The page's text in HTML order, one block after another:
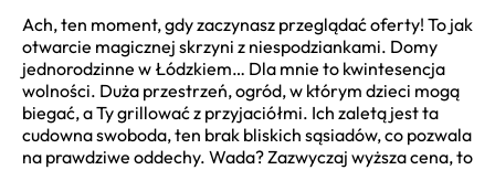
Ach, ten moment, gdy zaczynasz przeglądać oferty! To jak
otwarcie magicznej skrzyni z niespodziankami. Domy
jednorodzinne w Łódzkiem… Dla mnie to kwintesencja
wolności. Duża przestrzeń, ogród, w którym dzieci mogą
biegać, a Ty grillować z przyjaciółmi. Ich zaletą jest ta
cudowna swoboda, ten brak bliskich sąsiadów, co pozwala
na prawdziwe oddechy. Wada? Zazwyczaj wyższa cena, to